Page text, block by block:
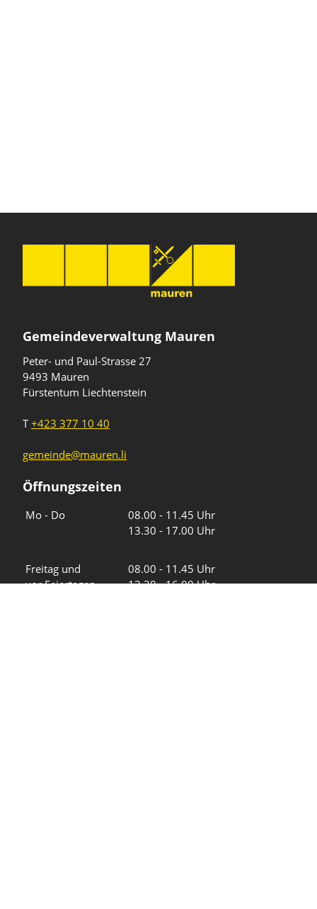
Gemeindeverwaltung Mauren
Peter- und Paul-Strasse 27
9493 Mauren
Fürstentum Liechtenstein
T+423 377 10 40
gemeinde@mauren.li
Öffnungszeiten
Mo - Do
08.00 - 11.45 Uhr
13.30 - 17.00 Uhr
Freitag und
vor Feiertagen
08.00 - 11.45 Uhr
13.30 - 16.00 Uhr